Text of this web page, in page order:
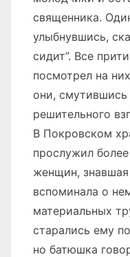
священника.
улыбнувшись,
сидит”. Все
посмотрел на
они, смутившись
решительного
В Покровском
прослужил
женщин,
вспоминала о
материальных
старались ему
но батюшка